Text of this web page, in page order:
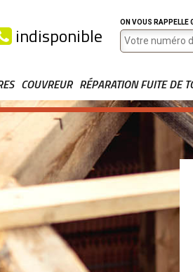
indisponible
ON VOUS RAPPELLE
COUVREUR RÉPARATION FUITE DE